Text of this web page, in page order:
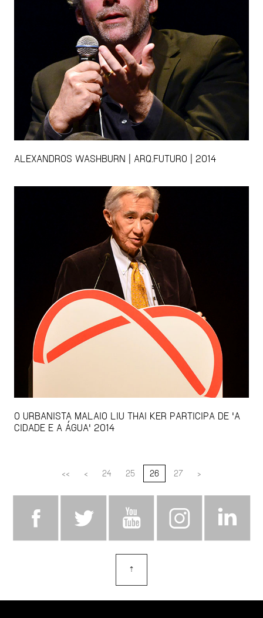
ALEXANDROS WASHBURN | ARQ.FUTURO | 2014
O URBANISTA MALAIO LIU THAI KER PARTICIPA DE 'A
CIDADE E A ÁGUA' 2014
<< < 24 25 26 27 >
⇡